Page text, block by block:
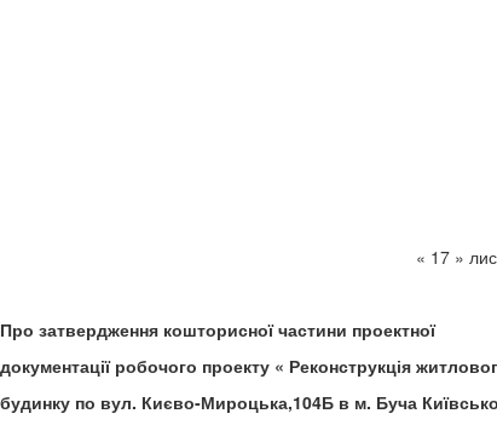
«
Про затвердження кошторисної частини проектної
документації робочого проекту « Реконструкція
будинку по вул. Києво-Мироцька,104Б в м. Буча